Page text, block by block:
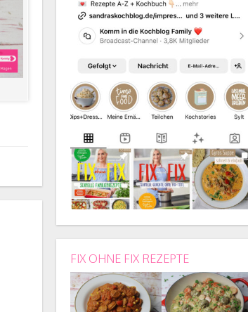
FIX OHNE FIX REZEPTE